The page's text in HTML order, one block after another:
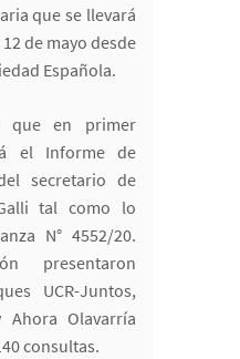
que se llevará
de mayo desde
Española.
que en primer
el Informe de
secretario de
tal como lo
N° 4552/20.
presentaron
UCR-Juntos,
Olavarría
consultas.